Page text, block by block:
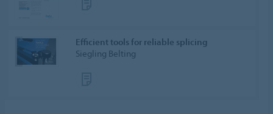
Efficient tools for reliable splicing
Siegling Belting